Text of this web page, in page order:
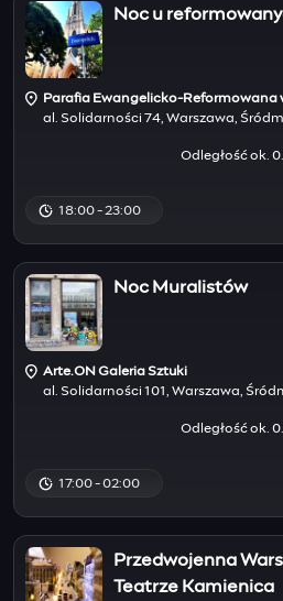
Noc u
Parafia Ewangelicko-Reformowana
al. Solidarności 74, Warszawa,
Odległość ok.
18:00 - 23:00
Noc Muralistów
Arte.ON Galeria Sztuki
al. Solidarności 101, Warszawa,
Odległość ok.
17:00 - 02:00
Przedwojenna
Teatrze Kamienica